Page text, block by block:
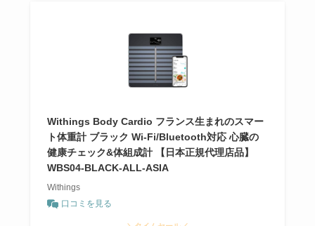
Withings Body Cardio フランス生まれのスマー
ト体重計 ブラック Wi-Fi/Bluetooth対応 心臓の
健康チェック&体組成計 【日本正規代理店品】
WBS04-BLACK-ALL-ASIA
Withings
口コミを見る